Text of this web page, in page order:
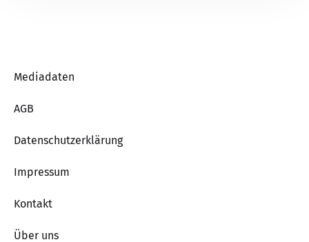
Mediadaten
AGB
Datenschutzerklärung
Impressum
Kontakt
Über uns